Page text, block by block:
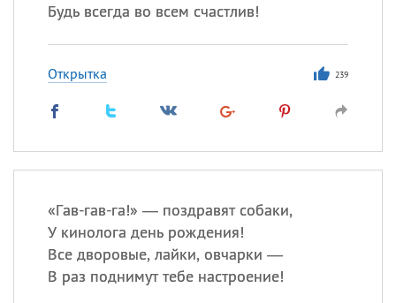
Будь всегда во всем счастлив!
Открытка 239
«Гав-гав-га!» — поздравят собаки,
У кинолога день рождения!
Все дворовые, лайки, овчарки —
В раз поднимут тебе настроение!